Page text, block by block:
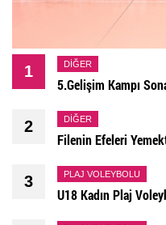
1 DIĞER
5.Gelişim Kampı
2 DIĞER
Filenin Efeleri
3 PLAJ VOLEYBOLU
U18 Kadın Plaj